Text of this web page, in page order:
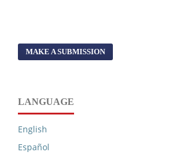
MAKE A SUBMISSION
LANGUAGE
English
Español